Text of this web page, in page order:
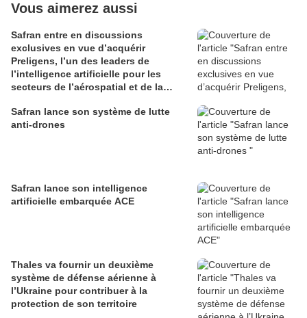
Vous aimerez aussi
Safran entre en discussions
exclusives en vue d’acquérir
Preligens, l’un des leaders de
l’intelligence artificielle pour les
secteurs de l’aérospatial et de la
Safran lance son système de lutte
anti-drones
Safran lance son intelligence
artificielle embarquée ACE
Thales va fournir un deuxième
système de défense aérienne à
l’Ukraine pour contribuer à la
protection de son territoire